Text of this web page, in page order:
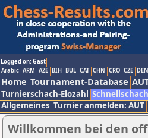
Logged on: Gast
Arabic ARM AZE BIH BUL CAT CHN CRO CZE DEN
Home Tournament-Database
Turnierschach-Elozahl
Allgemeines Turnier anmelden: AUT
Willkommen bei den